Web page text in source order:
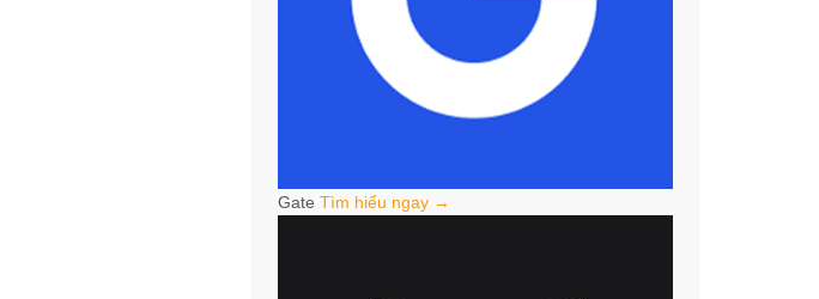
Gate Tìm hiểu ngay →